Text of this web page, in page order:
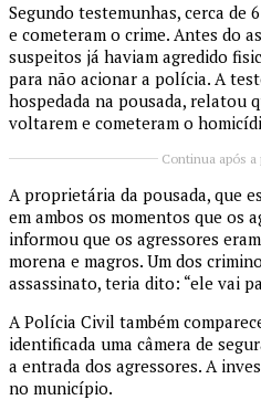
Segundo testemunhas, cerca de
e cometeram o crime. Antes do
suspeitos já haviam agredido
para não acionar a polícia. A
hospedada na pousada, relatou
voltarem e cometeram o
Continua após a
A proprietária da pousada, que
em ambos os momentos que os
informou que os agressores
morena e magros. Um dos
assassinato, teria dito: “ele vai
A Polícia Civil também
identificada uma câmera de
a entrada dos agressores. A
no município.